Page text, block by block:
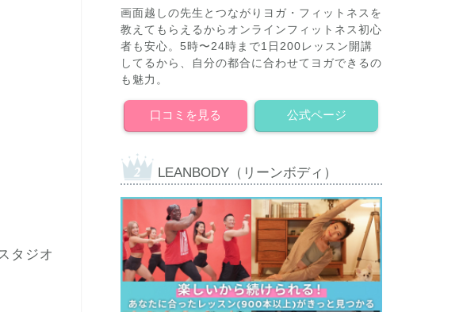
タジオ
画面越しの先生とつながりヨガ・フィットネスを
教えてもらえるからオンラインフィットネス初心
者も安心。5時〜24時まで1日200レッスン開講
してるから、自分の都合に合わせてヨガできるの
も魅力。
口コミを見る 公式ページ
LEANBODY（リーンボディ）